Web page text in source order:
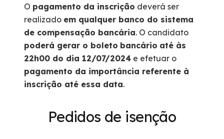
O pagamento da inscrição deverá ser
realizado em qualquer banco do sistema
de compensação bancária. O candidato
poderá gerar o boleto bancário até às
22h00 do dia 12/07/2024 e efetuar o
pagamento da importância referente à
inscrição até essa data.
Pedidos de isenção